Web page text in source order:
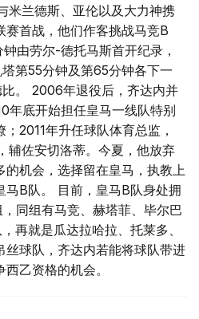
米兰德斯、亚伦以及大力神携
首战，他们作客挑战马竞B
由劳尔-德托马斯首开纪录，
第55分钟及第65分钟各下一
。 2006年退役后，齐达内并
年底开始担任皇马一线队特别
2011年升任球队体育总监，
辅佐安切洛蒂。今夏，他放弃
的机会，选择留在皇马，执教上
马B队。 目前，皇马B队身处拥
同组有马竞、赫塔菲、毕尔巴
再就是瓜达拉哈拉、托莱多、
丝球队，齐达内若能将球队带进
乙资格的机会。